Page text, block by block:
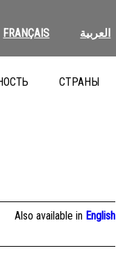
FRANÇAIS العربية
СТРАНЫ
Also available in English